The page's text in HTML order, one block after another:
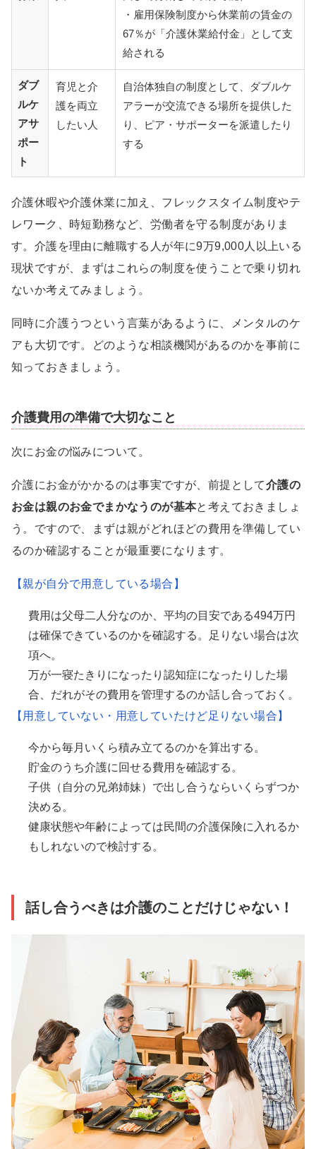
・雇用保険制度から休業前の賃金の
67％が「介護休業給付金」として支
給される
ダブ
ルケ
アサ
ポー
ト
育児と介
護を両立
したい人
自治体独自の制度として、ダブルケ
アラーが交流できる場所を提供した
り、ピア・サポーターを派遣したり
する
介護休暇や介護休業に加え、フレックスタイム制度やテ
レワーク、時短勤務など、労働者を守る制度がありま
す。介護を理由に離職する人が年に9万9,000人以上いる
現状ですが、まずはこれらの制度を使うことで乗り切れ
ないか考えてみましょう。
同時に介護うつという言葉があるように、メンタルのケ
アも大切です。どのような相談機関があるのかを事前に
知っておきましょう。
介護費用の準備で大切なこと
次にお金の悩みについて。
介護にお金がかかるのは事実ですが、前提として介護の
お金は親のお金でまかなうのが基本と考えておきましょ
う。ですので、まずは親がどれほどの費用を準備してい
るのか確認することが最重要になります。
【親が自分で用意している場合】
費用は父母二人分なのか、平均の目安である494万円
は確保できているのかを確認する。足りない場合は次
項へ。
万が一寝たきりになったり認知症になったりした場
合、だれがその費用を管理するのか話し合っておく。
【用意していない・用意していたけど足りない場合】
今から毎月いくら積み立てるのかを算出する。
貯金のうち介護に回せる費用を確認する。
子供（自分の兄弟姉妹）で出し合うならいくらずつか
決める。
健康状態や年齢によっては民間の介護保険に入れるか
もしれないので検討する。
話し合うべきは介護のことだけじゃない！